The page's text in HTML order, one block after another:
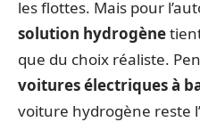
les flottes. Mais pour
solution hydrogène
que du choix réaliste.
voitures électriques à
voiture hydrogène reste